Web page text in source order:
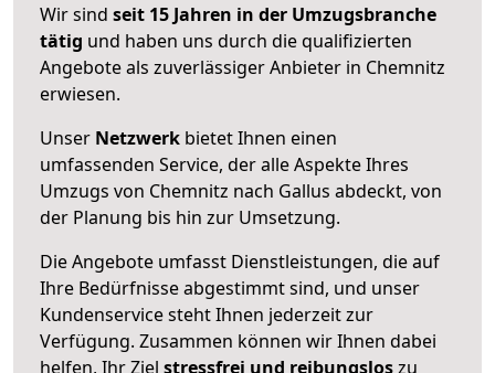
Wir sind seit 15 Jahren in der Umzugsbranche
tätig und haben uns durch die qualifizierten
Angebote als zuverlässiger Anbieter in Chemnitz
erwiesen.
Unser Netzwerk bietet Ihnen einen
umfassenden Service, der alle Aspekte Ihres
Umzugs von Chemnitz nach Gallus abdeckt, von
der Planung bis hin zur Umsetzung.
Die Angebote umfasst Dienstleistungen, die auf
Ihre Bedürfnisse abgestimmt sind, und unser
Kundenservice steht Ihnen jederzeit zur
Verfügung. Zusammen können wir Ihnen dabei
helfen, Ihr Ziel stressfrei und reibungsloszu